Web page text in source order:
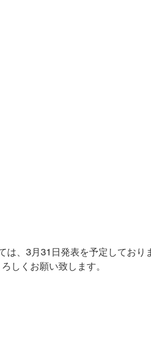
は、 3月31 日発表を予定しており
しくお願い致します。